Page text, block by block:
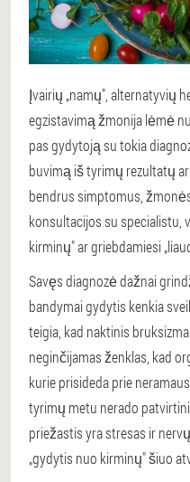
Įvairių „namų", alternatyvių
egzistavimą žmonija lėmė
pas gydytoją su tokia
buvimą iš tyrimų rezultatų
bendrus simptomus,
konsultacijos su specialistu,
kirminų" ar griebdamiesi
Savęs diagnozė dažnai
bandymai gydytis kenkia
teigia, kad naktinis
neginčijamas ženklas, kad
kurie prisideda prie
tyrimų metu nerado
priežastis yra stresas ir
„gydytis nuo kirminų" šiuo